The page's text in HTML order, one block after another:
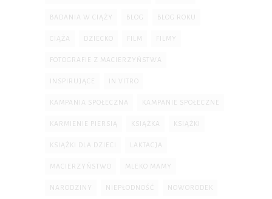
BADANIA W CIĄŻY BLOG BLOG ROKU
CIĄŻA DZIECKO FILM FILMY
FOTOGRAFIE Z MACIERZYŃSTWA
INSPIRUJĄCE IN VITRO
KAMPANIA SPOŁECZNA KAMPANIE SPOŁECZNE
KARMIENIE PIERSIĄ KSIĄŻKA KSIĄŻKI
KSIĄŻKI DLA DZIECI LAKTACJA
MACIERZYŃSTWO MLEKO MAMY
NARODZINY NIEPŁODNOŚĆ NOWORODEK